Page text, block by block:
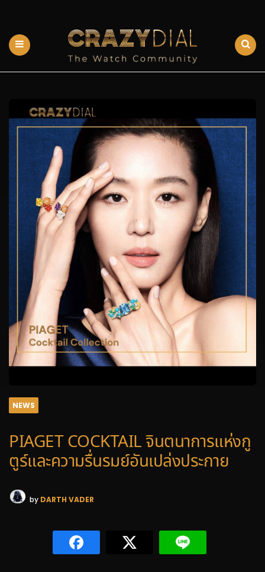
NEWS
PIAGET COCKTAIL จินตนาการแห่งกู
ตูร์และความรื่นรมย์อันเปล่งประกาย
by DARTH VADER